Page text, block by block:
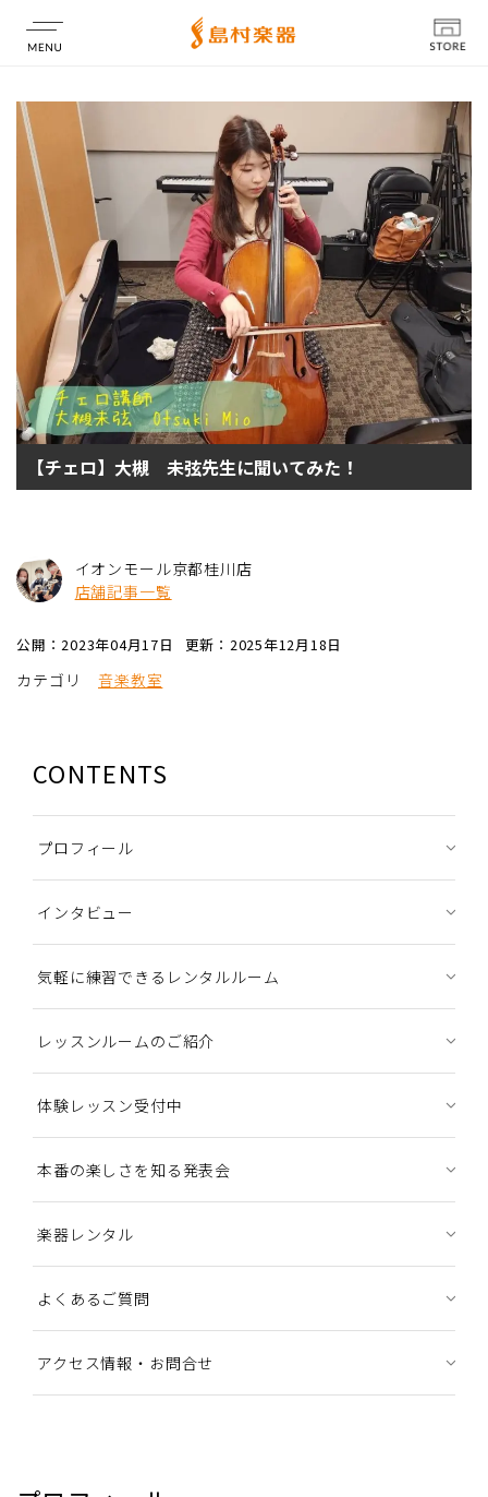
店舗情報
【チェロ】大槻 未弦先生に聞いてみた！
イオンモール京都桂川店
店舗記事一覧
公開：2023年04月17日 更新：2025年12月18日
カテゴリ 音楽教室
CONTENTS
プロフィール
インタビュー
気軽に練習できるレンタルルーム
レッスンルームのご紹介
体験レッスン受付中
本番の楽しさを知る発表会
楽器レンタル
よくあるご質問
アクセス情報・お問合せ